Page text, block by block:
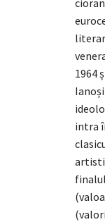
1964
intra